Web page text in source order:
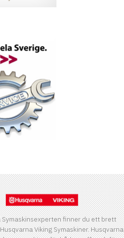
Symaskinsexperten finner du ett brett
Viking Symaskiner. Husqvarna